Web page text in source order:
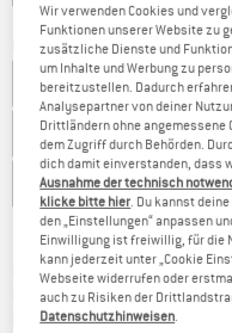
10%
Grösse: EU44
EU36 EU37
EU41 EU42
EU46
Grössentabelle
Lieferzeit: 3-5 WerktageDer
Nur noch einmal auf Lager!
Menge:
Wir verwenden Cookies und
Funktionen unserer Website zu
zusätzliche Dienste und
um Inhalte und Werbung zu
bereitzustellen. Dadurch
Analysepartner von deiner
Drittländern ohne angemessene
dem Zugriff durch Behörden.
dich damit einverstanden, dass
Ausnahme der technisch
klicke bitte hier . Du kannst
den „Einstellungen“ anpassen
Einwilligung ist freiwillig, für die
kann jederzeit unter „Cookie
Webseite widerrufen oder
auch zu Risiken der
Datenschutzhinweisen